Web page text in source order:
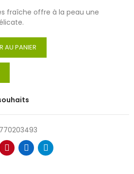
fraîche offre à la peau une
AU PANIER